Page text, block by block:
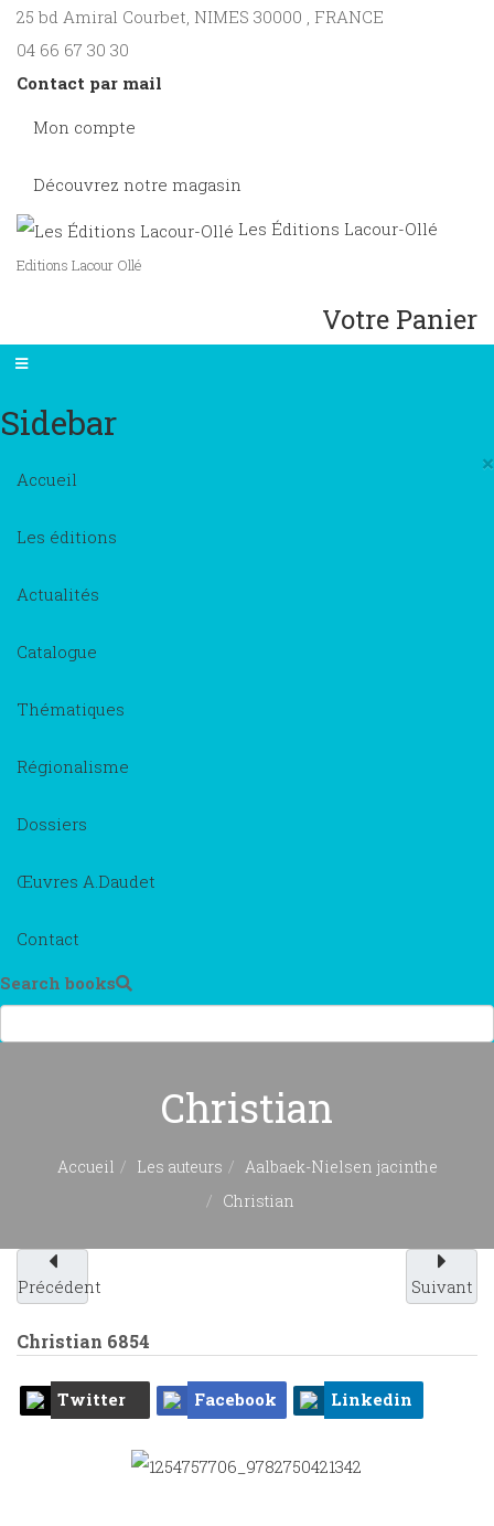
25 bd Amiral Courbet, NIMES 30000 , FRANCE
04 66 67 30 30
Contact par mail
Mon compte
Découvrez notre magasin
Les Éditions Lacour-Ollé
Editions Lacour Ollé
Votre Panier
Sidebar
×
Accueil
Les éditions
Actualités
Catalogue
Thématiques
Régionalisme
Dossiers
Œuvres A.Daudet
Contact
Search books
Christian
Accueil Les auteurs
Aalbaek-Nielsen jacinthe
Christian
Précédent Suivant
Christian 6854
Twitter Facebook Linkedin